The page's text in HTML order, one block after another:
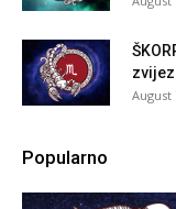
August
Popularno